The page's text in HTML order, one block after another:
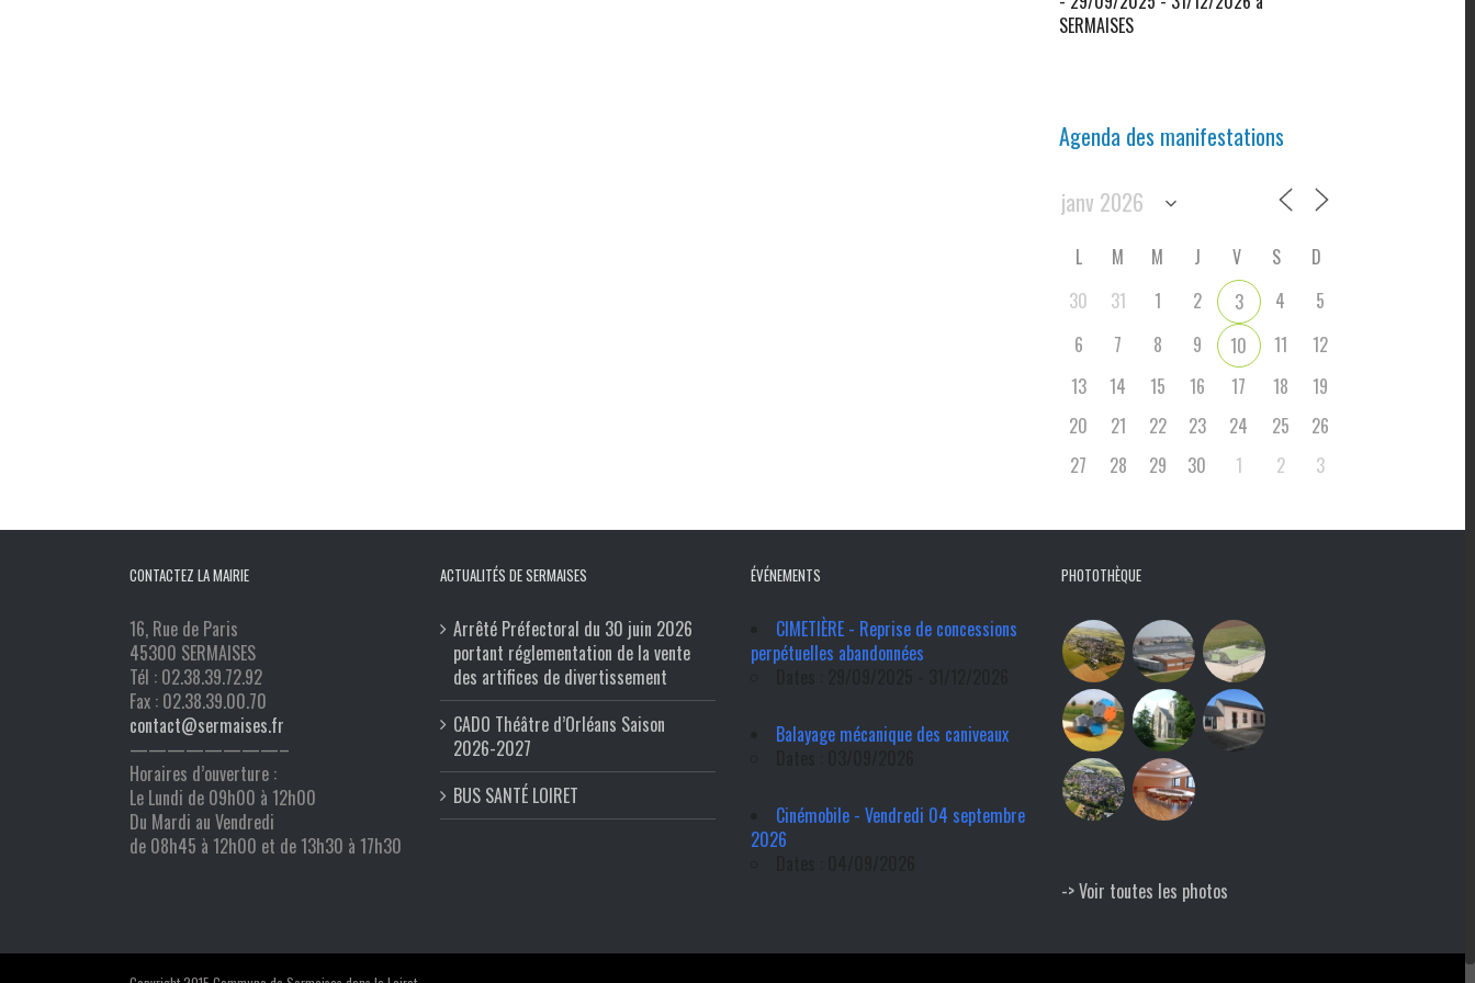
SERMAISES
Agenda des manifestations
L M M J V S
D
30
31 1 2 3 4
5
6
7 8 9 10 11
12
13
14 15 16 17 18
19
20
21 22 23 24 25
26
27
28 29 30 1 2 3
CONTACTEZ LA MAIRIE
16, Rue de Paris
45300 SERMAISES
Tél : 02.38.39.72.92
Fax : 02.38.39.00.70
contact@sermaises.fr
————————–
Horaires d’ouverture :
Le Lundi de 09h00 à 12h00
Du Mardi au Vendredi
de 08h45 à 12h00 et de 13h30 à 17h30
ACTUALITÉS DE SERMAISES
Arrêté Préfectoral du 30 juin 2026
portant réglementation de la vente
des artifices de divertissement
CADO Théâtre d’Orléans Saison
2026-2027
BUS SANTÉ LOIRET
ÉVÉNEMENTS
CIMETIÈRE - Reprise de concessions
perpétuelles abandonnées
Balayage mécanique des caniveaux
Cinémobile - Vendredi 04 septembre
2026
PHOTOTHÈQUE
-> Voir toutes les photos